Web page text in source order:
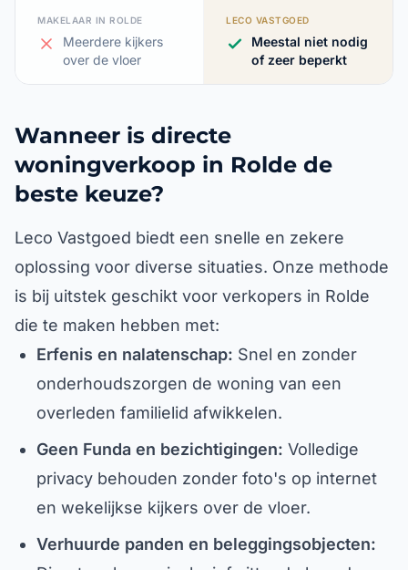
MAKELAAR IN ROLDE
Meerdere kijkers
over de vloer
LECO VASTGOED
Meestal niet nodig
of zeer beperkt
Wanneer is directe
woningverkoop in Rolde de
beste keuze?
Leco Vastgoed biedt een snelle en zekere
oplossing voor diverse situaties. Onze methode
is bij uitstek geschikt voor verkopers in Rolde
die te maken hebben met:
Erfenis en nalatenschap: Snel en zonder
onderhoudszorgen de woning van een
overleden familielid afwikkelen.
Geen Funda en bezichtigingen: Volledige
privacy behouden zonder foto's op internet
en wekelijkse kijkers over de vloer.
Verhuurde panden en beleggingsobjecten: